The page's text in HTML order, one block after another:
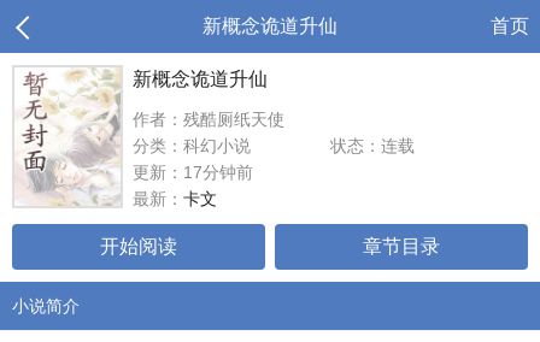
新概念诡道升仙 首页
新概念诡道升仙
作者：残酷厕纸天使
分类：科幻小说
状态：连载
更新：17分钟前
最新： 卡文
开始阅读 章节目录
小说简介